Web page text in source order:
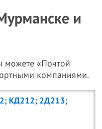
и
можете «Почтой
компаниями.
КД212; 2Д213;